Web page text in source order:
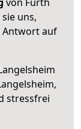
uns,
Antwort auf
stressfrei